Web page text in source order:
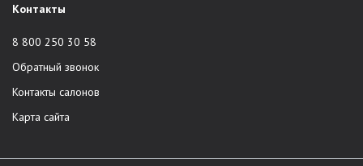
Возможность приобретения мебели по
индивидуальному проекту клиента.
Срок гарантии составляет 2 года на любое изделие.
Контакты
8 800 250 30 58
Обратный звонок
Контакты салонов
Карта сайта